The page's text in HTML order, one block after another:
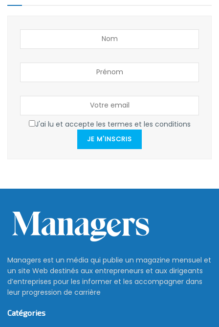
J'ai lu et accepte les termes et les conditions
JE M'INSCRIS
Managers est un média qui publie un magazine mensuel et
un site Web destinés aux entrepreneurs et aux dirigeants
d’entreprises pour les informer et les accompagner dans
leur progression de carrière
Catégories